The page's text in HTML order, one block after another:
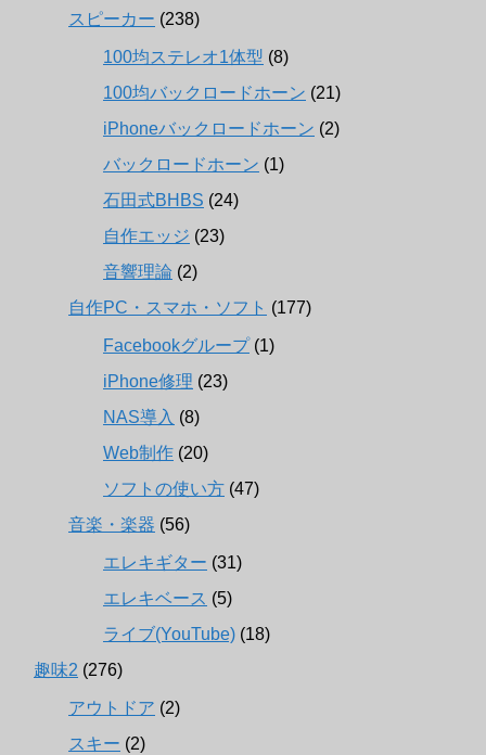
スピーカー (238)
100均ステレオ1体型 (8)
100均バックロードホーン (21)
iPhoneバックロードホーン (2)
バックロードホーン (1)
石田式BHBS (24)
自作エッジ (23)
音響理論 (2)
自作PC・スマホ・ソフト (177)
Facebookグループ(1)
iPhone修理 (23)
NAS導入 (8)
Web制作 (20)
ソフトの使い方 (47)
音楽・楽器 (56)
エレキギター (31)
エレキベース (5)
ライブ(YouTube) (18)
趣味2 (276)
アウトドア (2)
スキー (2)